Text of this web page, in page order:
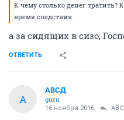
К чему столько денег тратить?
время следствия. .
а за сидящих в сизо,
ОТВЕТИТЬ
А
АВСД
guru
16 ноября 2016